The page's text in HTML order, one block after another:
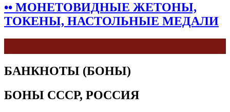
•• МОНЕТОВИДНЫЕ ЖЕТОНЫ,
ТОКЕНЫ, НАСТОЛЬНЫЕ МЕДАЛИ
БАНКНОТЫ (БОНЫ)
БОНЫ СССР, РОССИЯ